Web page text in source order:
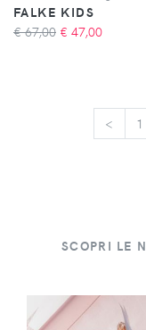
FALKE KIDS
€ 67,00 € 47,00
< 1
SCOPRI LE